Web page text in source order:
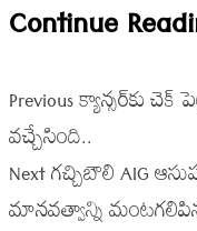
Continue
Previousక్యాన్సర్‌కు చెక్
వచ్చేసింది..
Nextగచ్చిబౌలి AIG
మానవత్వాన్ని